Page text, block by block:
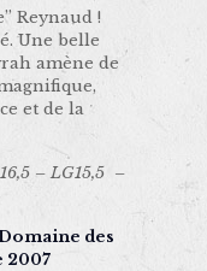
Reynaud !
Une belle
amène de
et de la
– LG15,5 –
des
2007